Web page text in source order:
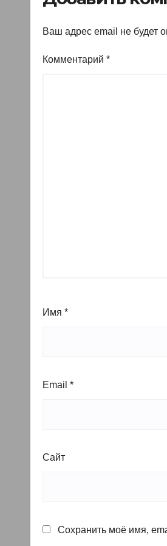
Ваш адрес email не будет
Комментарий *
Имя *
Email *
Сайт
Сохранить моё имя,